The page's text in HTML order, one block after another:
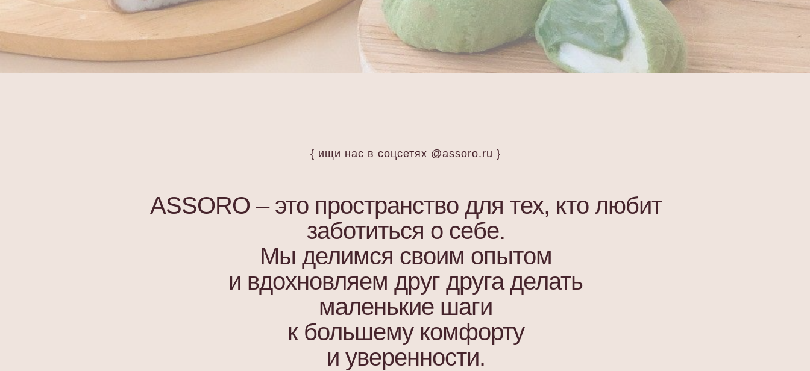
{ ищи нас в соцсетях @assoro.ru }
ASSORO – это пространство для тех, кто любит
заботиться о себе.
Мы делимся своим опытом
и вдохновляем друг друга делать
маленькие шаги
к большему комфорту
и уверенности.